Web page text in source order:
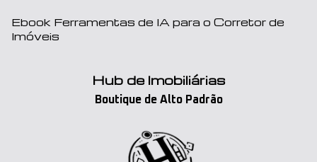
Ebook Ferramentas de IA para o Corretor de
Imóveis
Hub de Imobiliárias
Boutique de Alto Padrão